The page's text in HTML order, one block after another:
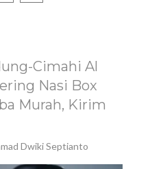
Cimahi Al
Nasi Box
Murah, Kirim
Dwiki Septianto